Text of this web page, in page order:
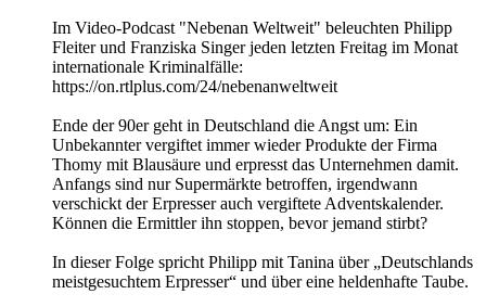
Im Video-Podcast "Nebenan Weltweit" beleuchten Philipp
Fleiter und Franziska Singer jeden letzten Freitag im Monat
internationale Kriminalfälle:
https://on.rtlplus.com/24/nebenanweltweit
Ende der 90er geht in Deutschland die Angst um: Ein
Unbekannter vergiftet immer wieder Produkte der Firma
Thomy mit Blausäure und erpresst das Unternehmen damit.
Anfangs sind nur Supermärkte betroffen, irgendwann
verschickt der Erpresser auch vergiftete Adventskalender.
Können die Ermittler ihn stoppen, bevor jemand stirbt?
In dieser Folge spricht Philipp mit Tanina über „Deutschlands
meistgesuchtem Erpresser“ und über eine heldenhafte Taube.